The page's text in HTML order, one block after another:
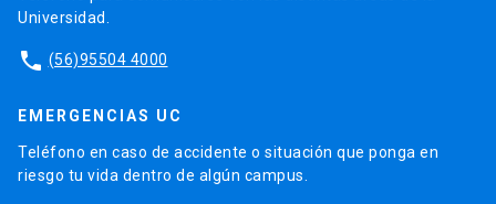
Universidad.
phone (56)95504 4000
EMERGENCIAS UC
Teléfono en caso de accidente o situación que ponga en
riesgo tu vida dentro de algún campus.